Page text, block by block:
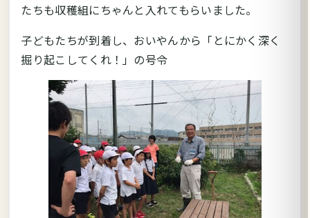
たちも収穫組にちゃんと入れてもらいました。
子どもたちが到着し、おいやんから「とにかく深く
掘り起こしてくれ！」の号令